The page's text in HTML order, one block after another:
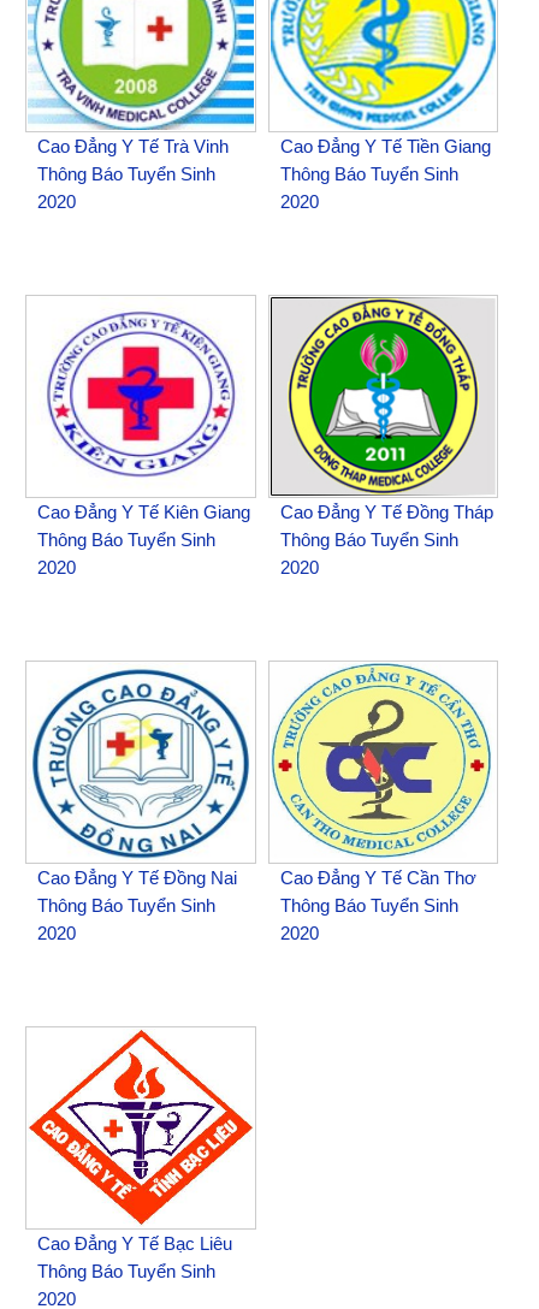
Cao Đẳng Y Tế Trà Vinh
Thông Báo Tuyển Sinh
2020
Cao Đẳng Y Tế Tiền Giang
Thông Báo Tuyển Sinh
2020
Cao Đẳng Y Tế Kiên Giang
Thông Báo Tuyển Sinh
2020
Cao Đẳng Y Tế Đồng Tháp
Thông Báo Tuyển Sinh
2020
Cao Đẳng Y Tế Đồng Nai
Thông Báo Tuyển Sinh
2020
Cao Đẳng Y Tế Cần Thơ
Thông Báo Tuyển Sinh
2020
Cao Đẳng Y Tế Bạc Liêu
Thông Báo Tuyển Sinh
2020